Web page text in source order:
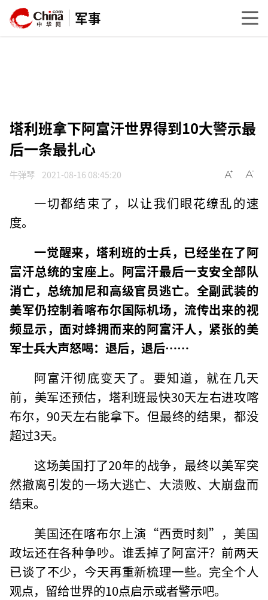
军事
塔利班拿下阿富汗世界得到10大警示最
后一条最扎心
牛弹琴 2021-08-16 08:45:20
一切都结束了，以让我们眼花缭乱的速
度。
一觉醒来，塔利班的士兵，已经坐在了阿
富汗总统的宝座上。阿富汗最后一支安全部队
消亡，总统加尼和高级官员逃亡。全副武装的
美军仍控制着喀布尔国际机场，流传出来的视
频显示，面对蜂拥而来的阿富汗人，紧张的美
军士兵大声怒喝：退后，退后……
阿富汗彻底变天了。要知道，就在几天
前，美军还预估，塔利班最快30天左右进攻喀
布尔，90天左右能拿下。但最终的结果，都没
超过3天。
这场美国打了20年的战争，最终以美军突
然撤离引发的一场大逃亡、大溃败、大崩盘而
结束。
美国还在喀布尔上演“西贡时刻”，美国
政坛还在各种争吵。谁丢掉了阿富汗？前两天
已谈了不少，今天再重新梳理一些。完全个人
观点，留给世界的10点启示或者警示吧。